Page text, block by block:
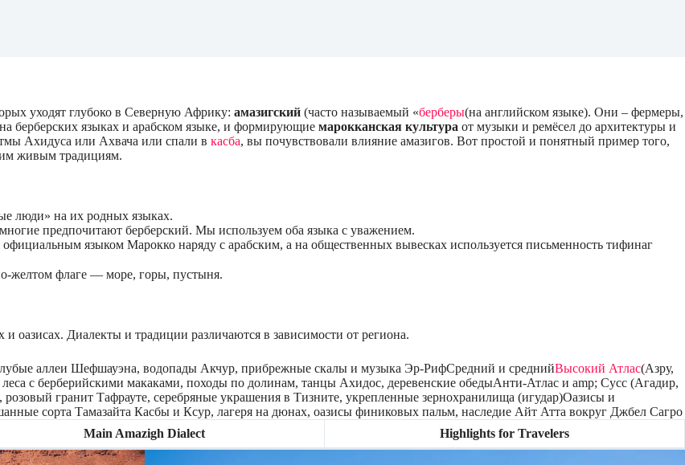
уходят глубоко в Северную Африку: амазигский (часто называемый «берберы(на английском языке). Они – фермеры,
берберских языках и арабском языке, и формирующие марокканская культура от музыки и ремёсел до архитектуры и
Ахидуса или Ахвача или спали в касба, вы почувствовали влияние амазигов. Вот простой и понятный пример того,
живым традициям.
люди» на их родных языках.
предпочитают берберский. Мы используем оба языка с уважением.
официальным языком Марокко наряду с арабским, а на общественных вывесках используется письменность тифинаг
желтом флаге — море, горы, пустыня.
оазисах. Диалекты и традиции различаются в зависимости от региона.
аллеи Шефшауэна, водопады Акчур, прибрежные скалы и музыка Эр-РифСредний и среднийВысокий Атлас(Азру,
с берберийскими макаками, походы по долинам, танцы Ахидос, деревенские обедыАнти-Атлас и amp; Сусс (Агадир,
гранит Тафрауте, серебряные украшения в Тизните, укрепленные зернохранилища (игудар)Оазисы и
сорта Тамазайта Касбы и Ксур, лагеря на дюнах, оазисы финиковых пальм, наследие Айт Атта вокруг Джбел Сагро
Main Amazigh Dialect Highlights for Travelers